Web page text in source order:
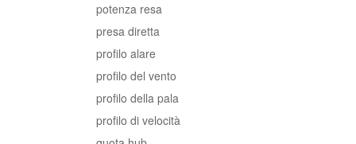
potenza resa
presa diretta
profilo alare
profilo del vento
profilo della pala
profilo di velocità